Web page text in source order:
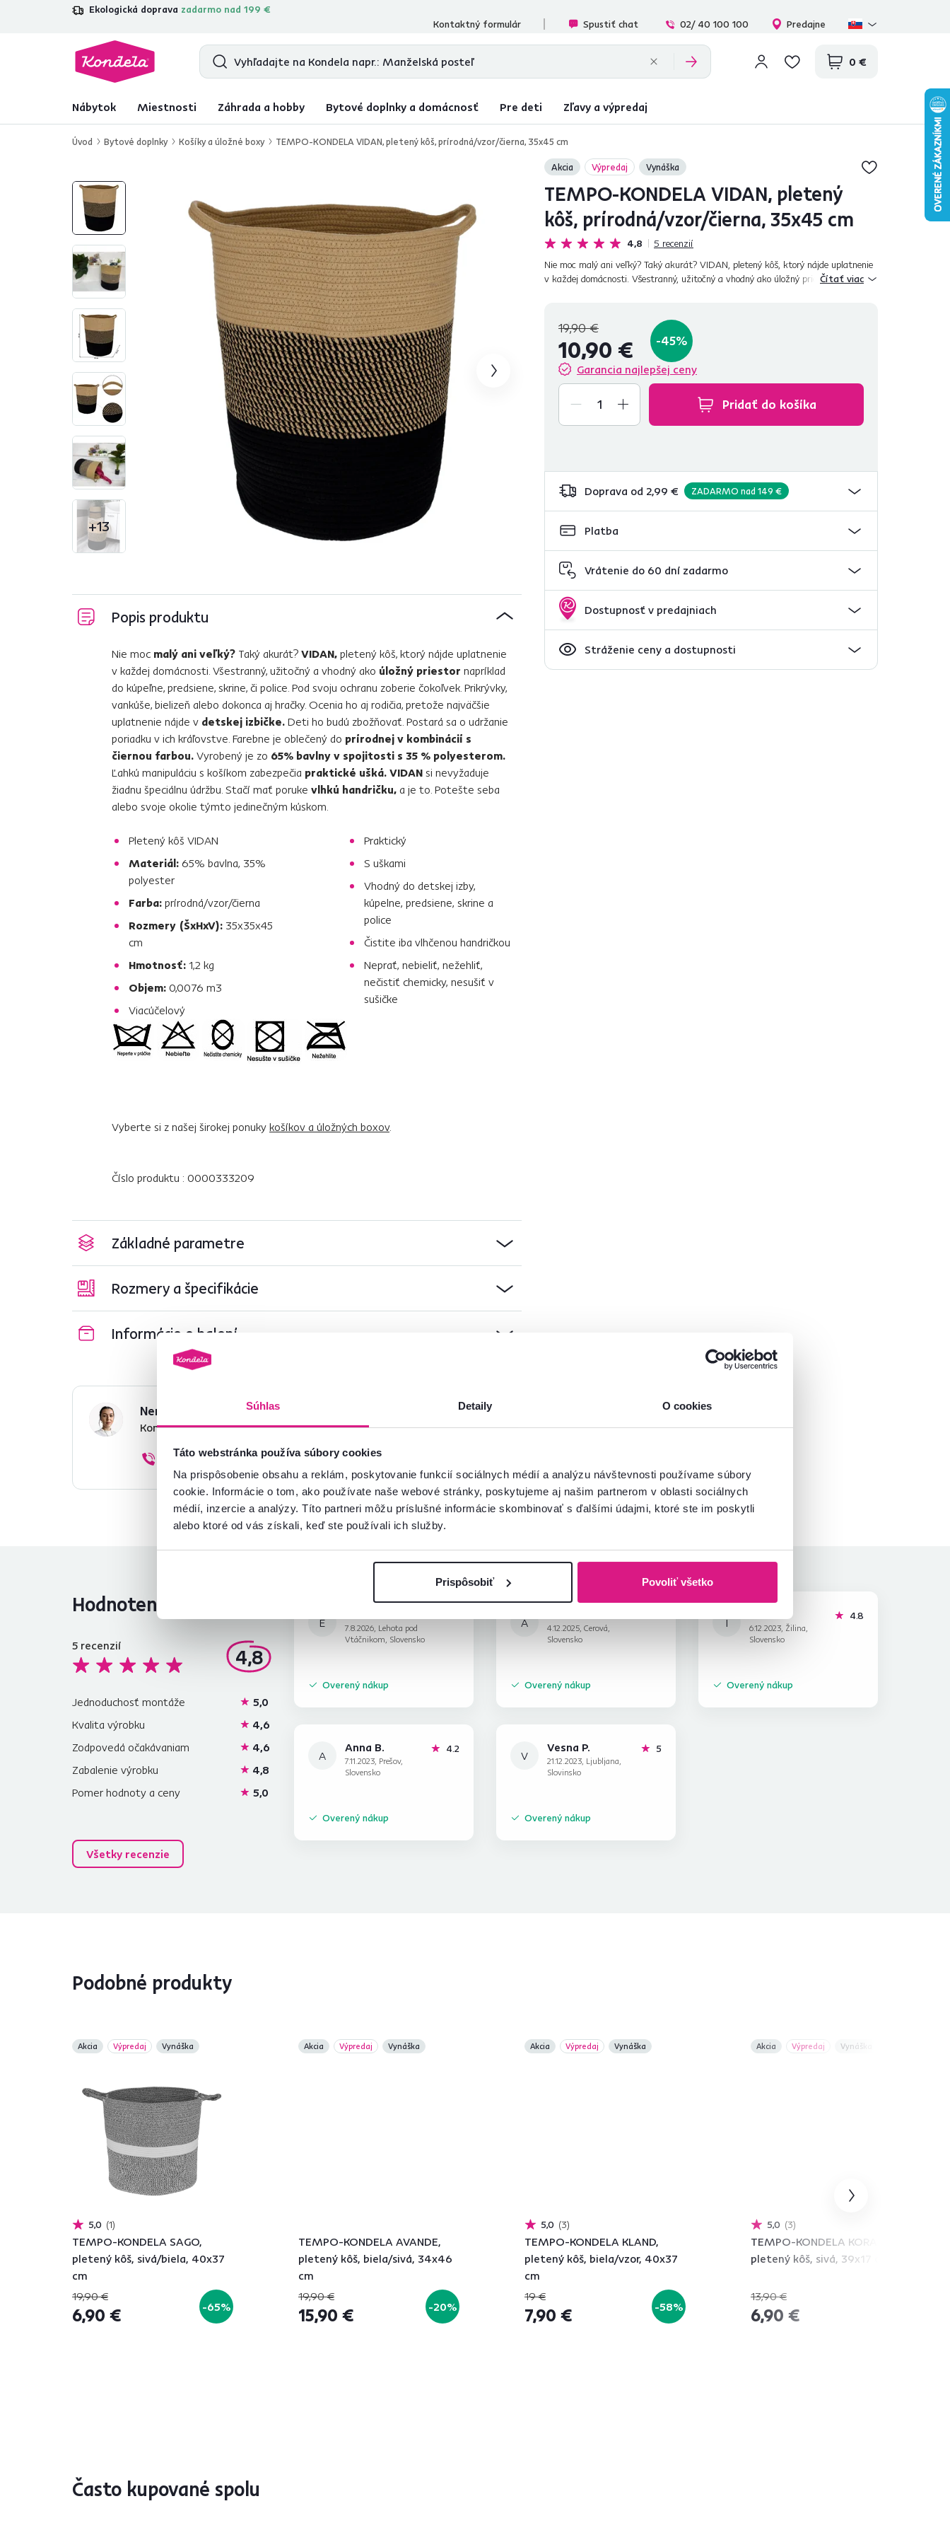
Súhlas Detaily O cookies
Táto webstránka používa súbory cookies
Na prispôsobenie obsahu a reklám, poskytovanie funkcií sociálnych médií a analýzu návštevnosti používame súbory
cookie. Informácie o tom, ako používate naše webové stránky, poskytujeme aj našim partnerom v oblasti sociálnych
médií, inzercie a analýzy. Títo partneri môžu príslušné informácie skombinovať s ďalšími údajmi, ktoré ste im poskytli
alebo ktoré od vás získali, keď ste používali ich služby.
Prispôsobiť Povoliť všetko
Ekologická doprava zadarmo nad 199 €
4,7 31 333overených produktových recenzií
Kontaktný formulár
Spustiť chat 02/ 40 100 100 Predajne
0 €
Nábytok Miestnosti Záhrada a hobby Bytové doplnky a domácnosť Pre deti Zľavy a výpredaj
Úvod Bytové doplnky Košíky a úložné boxy TEMPO-KONDELA VIDAN, pletený kôš, prírodná/vzor/čierna, 35x45 cm
+13
Akcia Výpredaj Vynáška
TEMPO-KONDELA VIDAN, pletený
kôš, prírodná/vzor/čierna, 35x45 cm
4,8 5 recenzií
Nie moc malý ani veľký? Taký akurát? VIDAN, pletený kôš, ktorý nájde uplatnenie
v každej domácnosti. Všestranný, užitočný a vhodný ako úložný priestor napríklad
Čítať viac
19,90 €
10,90 € -45%
Garancia najlepšej ceny
Pridať do košíka
Doprava od 2,99 € ZADARMO nad 149 €
Platba
Vrátenie do 60 dní zadarmo
Dostupnosť v predajniach
Stráženie ceny a dostupnosti
Popis produktu
Nie moc malý ani veľký? Taký akurát? VIDAN, pletený kôš, ktorý nájde uplatnenie
v každej domácnosti. Všestranný, užitočný a vhodný ako úložný priestor napríklad
do kúpeľne, predsiene, skrine, či police. Pod svoju ochranu zoberie čokoľvek. Prikrývky,
vankúše, bielizeň alebo dokonca aj hračky. Ocenia ho aj rodičia, pretože najväčšie
uplatnenie nájde v detskej izbičke. Deti ho budú zbožňovať. Postará sa o udržanie
poriadku v ich kráľovstve. Farebne je oblečený do prírodnej v kombinácií s
čiernou farbou. Vyrobený je zo 65% bavlny v spojitosti s 35 % polyesterom.
Ľahkú manipuláciu s košíkom zabezpečia praktické ušká. VIDAN si nevyžaduje
žiadnu špeciálnu údržbu. Stačí mať poruke vlhkú handričku, a je to. Potešte seba
alebo svoje okolie týmto jedinečným kúskom.
Pletený kôš VIDAN
Materiál: 65% bavlna, 35%
polyester
Farba: prírodná/vzor/čierna
Rozmery (ŠxHxV): 35x35x45
cm
Hmotnosť: 1,2 kg
Objem: 0,0076 m3
Viacúčelový
Praktický
S uškami
Vhodný do detskej izby,
kúpelne, predsiene, skrine a
police
Čistite iba vlhčenou handričkou
Neprať, nebieliť, nežehliť,
nečistiť chemicky, nesušiť v
sušičke
Vyberte si z našej širokej ponuky košíkov a úložných boxov.
Číslo produktu : 0000333209
Základné parametre
Rozmery a špecifikácie
Informácie o balení
Nenašli ste požadované informácie?
Kontaktujte nás a my vám radi poradíme
02/ 40 100 100
Hodnotenia produktu
4,8
5 recenzií
Jednoduchosť montáže
5,0
Kvalita výrobku
4,6
Zodpovedá očakávaniam
4,6
Zabalenie výrobku
4,8
Pomer hodnoty a ceny
5,0
Všetky recenzie
E
7.8.2026, Lehota pod
Vtáčnikom, Slovensko
Overený nákup
A
4.12.2025, Cerová,
Slovensko
Overený nákup
I
6.12.2023, Žilina,
Slovensko
4.8
Overený nákup
A
Anna B.
7.11.2023, Prešov,
Slovensko
4.2
Overený nákup
V
Vesna P.
21.12.2023, Ljubljana,
Slovinsko
5hviezdičiek
Overený nákup
Podobné produkty
Akcia Výpredaj Vynáška
5,0 1
TEMPO-KONDELA SAGO,
pletený kôš, sivá/biela, 40x37
cm
19,90 €
6,90 € -65%
Akcia Výpredaj Vynáška
TEMPO-KONDELA AVANDE,
pletený kôš, biela/sivá, 34x46
cm
19,90 €
15,90 € -20%
Akcia Výpredaj Vynáška
5,0 3
TEMPO-KONDELA KLAND,
pletený kôš, biela/vzor, 40x37
cm
19 €
7,90 € -58%
Akcia Výpredaj Vynáška
5,0 3
TEMPO-KONDELA KORALO,
pletený kôš, sivá, 39x17 cm
13,90 €
6,90 €
Často kupované spolu